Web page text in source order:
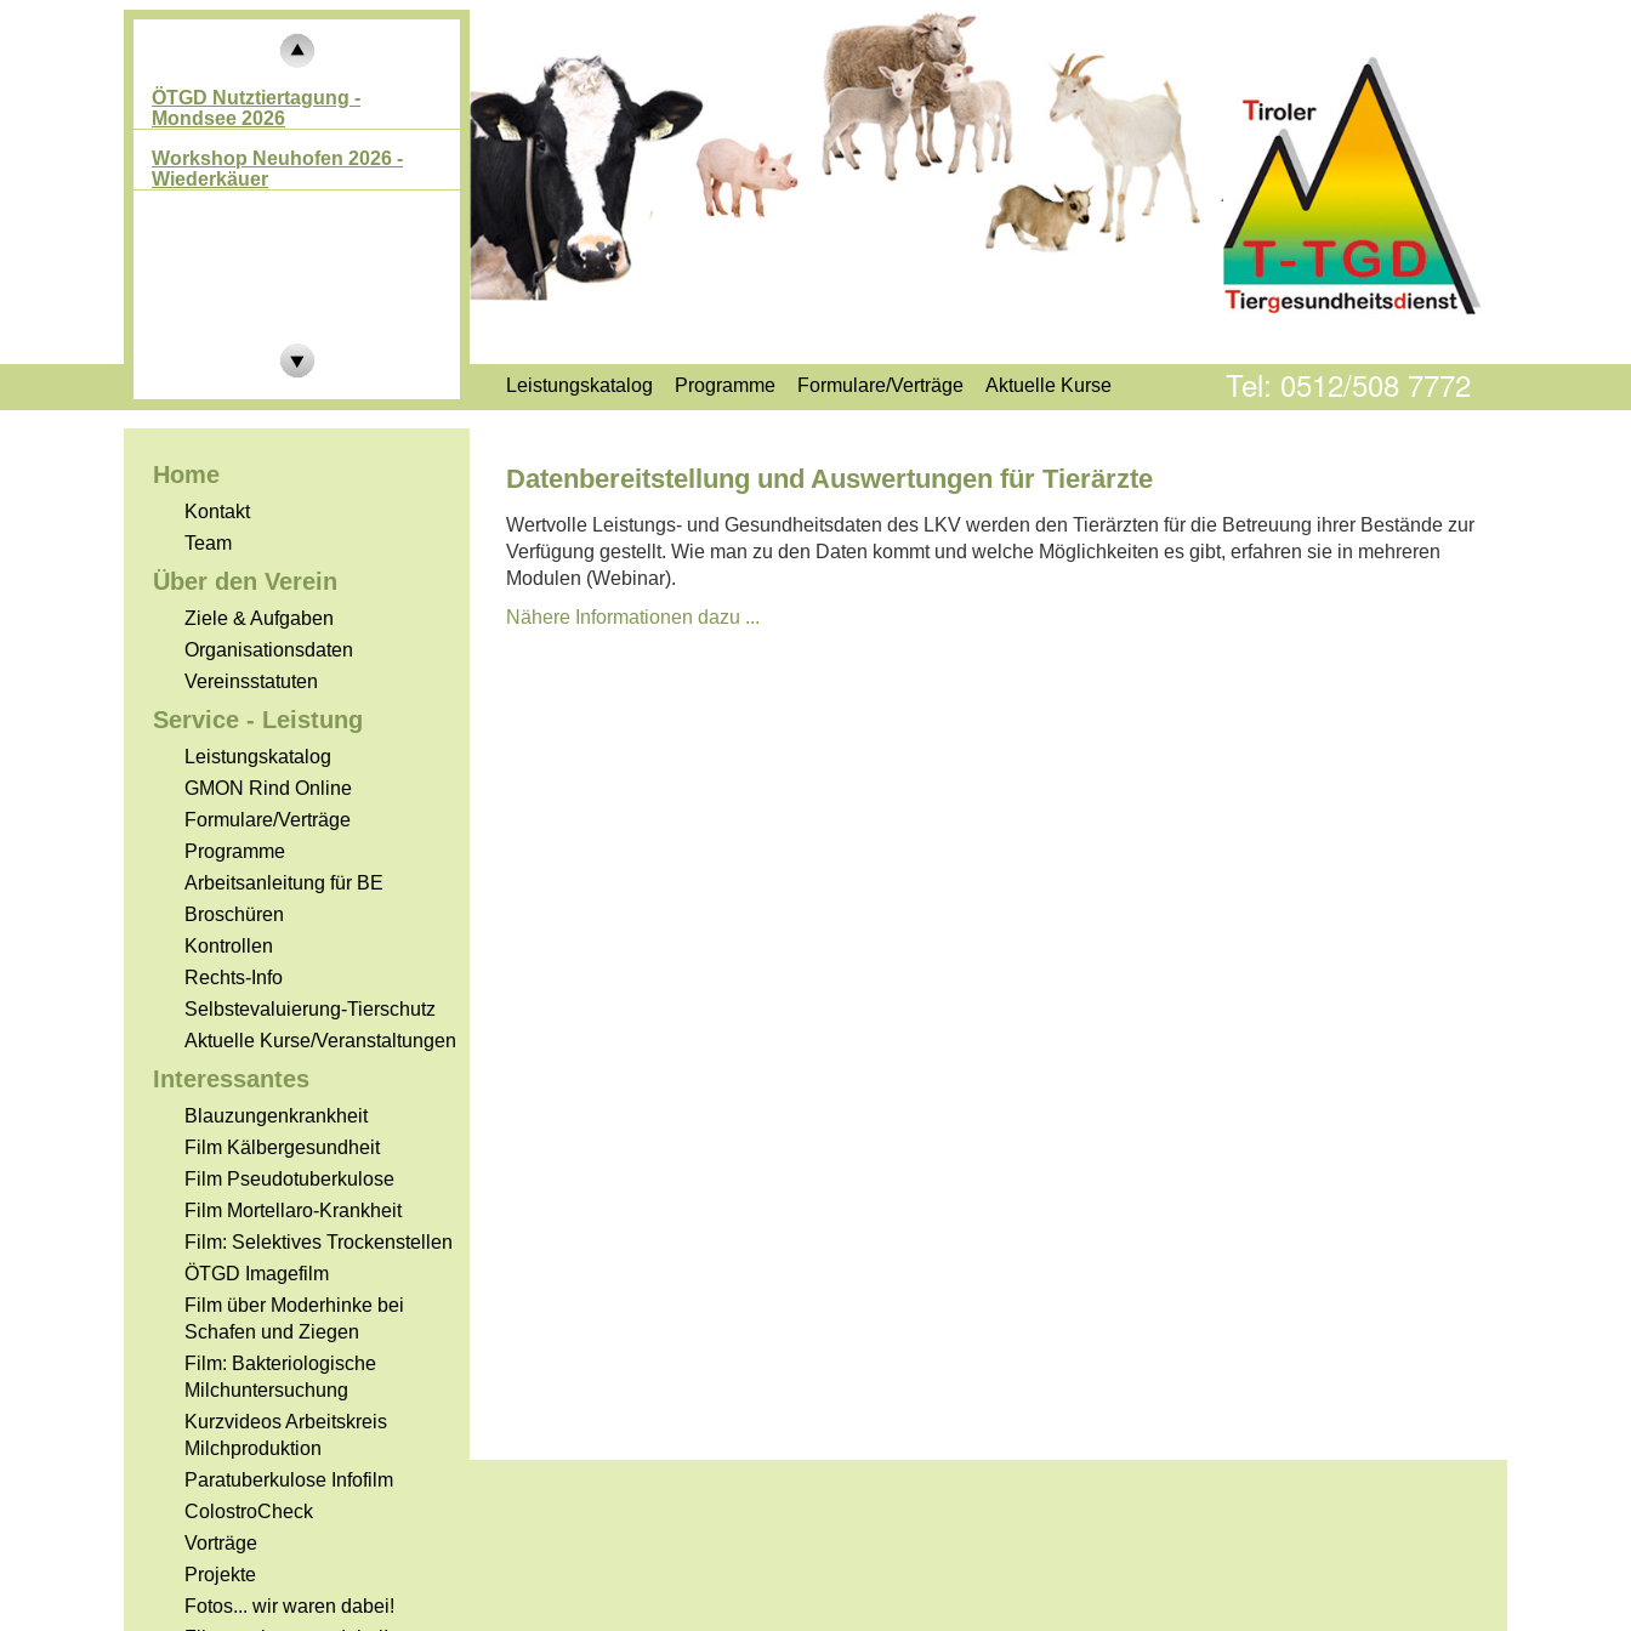
ÖTGD Nutztiertagung -
Mondsee 2026
Workshop Neuhofen 2026 -
Wiederkäuer
Leistungskatalog Programme Formulare/Verträge Aktuelle Kurse Tel: 0512/508 7772
Home
Kontakt
Team
Über den Verein
Ziele & Aufgaben
Organisationsdaten
Vereinsstatuten
Service - Leistung
Leistungskatalog
GMON Rind Online
Formulare/Verträge
Programme
Arbeitsanleitung für BE
Broschüren
Kontrollen
Rechts-Info
Selbstevaluierung-Tierschutz
Aktuelle Kurse/Veranstaltungen
Interessantes
Blauzungenkrankheit
Film Kälbergesundheit
Film Pseudotuberkulose
Film Mortellaro-Krankheit
Film: Selektives Trockenstellen
ÖTGD Imagefilm
Film über Moderhinke bei
Schafen und Ziegen
Film: Bakteriologische
Milchuntersuchung
Kurzvideos Arbeitskreis
Milchproduktion
Paratuberkulose Infofilm
ColostroCheck
Vorträge
Projekte
Fotos... wir waren dabei!
Datenbereitstellung und Auswertungen für Tierärzte
Wertvolle Leistungs- und Gesundheitsdaten des LKV werden den Tierärzten für die Betreuung ihrer Bestände zur
Verfügung gestellt. Wie man zu den Daten kommt und welche Möglichkeiten es gibt, erfahren sie in mehreren
Modulen (Webinar).
Nähere Informationen dazu ...